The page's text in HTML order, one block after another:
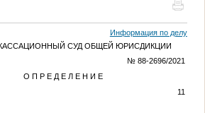
Информация по делу
СУД ОБЩЕЙ ЮРИСДИКЦИИ
№ 88-2696/2021
О П Р Е Д Е Л Е Н И Е
11